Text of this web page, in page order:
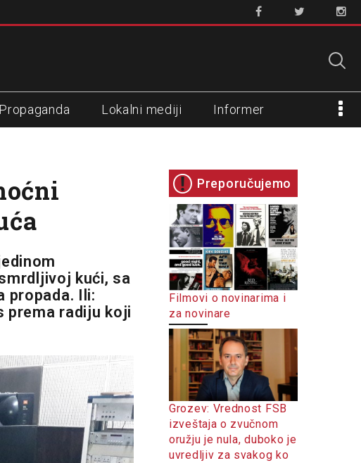
Propaganda Lokalni mediji Informer
kući, sa
propada. Ili:
prema radiju koji
Preporučujemo
Filmovi o novinarima i
za novinare
Grozev: Vrednost FSB
izveštaja o zvučnom
oružju je nula, duboko je
uvredljiv za svakog ko